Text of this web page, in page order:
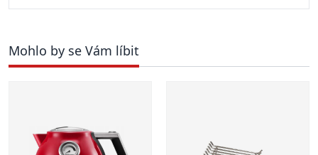
Mohlo by se Vám líbit